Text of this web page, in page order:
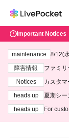
Important Notices
maintenance
8/12(
障害情報
ファミ
Notices
カスタ
heads up
夏期シー
heads up
For